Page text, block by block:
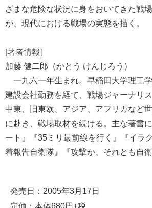
ざまな危険な状況に身をおいてきた戦
が、現代における戦場の実態を描く。
[著者情報]
加藤 健二郎（かとう けんじろう）
一九六一年生まれ。早稲田大学理工学
建設会社勤務を経て、戦場ジャーナリ
中東、旧東欧、アジア、アフリカなど
に赴き、戦場取材を続ける。主な著書
ート』『35ミリ最前線を行く』『イラ
着報告自衛隊』『攻撃か、それとも自衛
発売日：2005年3月17日